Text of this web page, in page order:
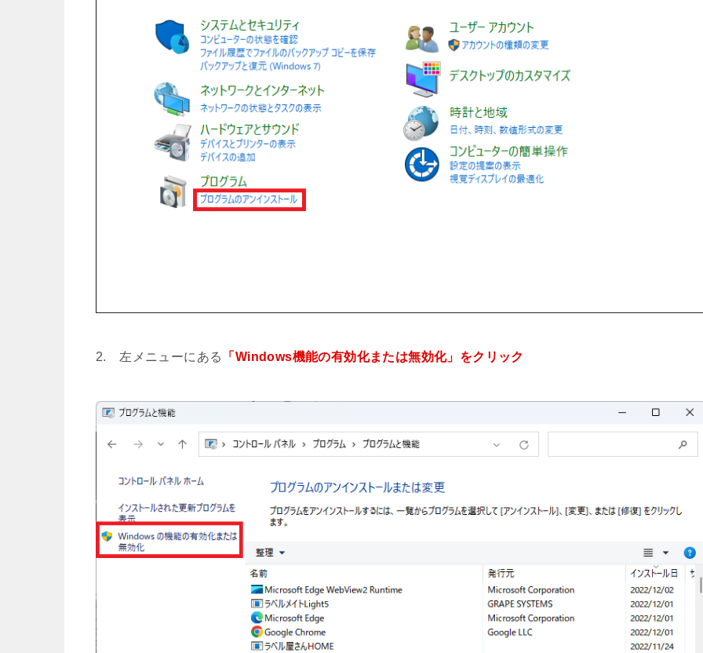
2. 左メニューにある 「Windows機能の有効化または無効化」をクリック